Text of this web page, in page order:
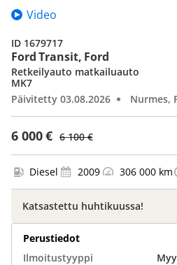
Ford Transit, Ford
6 000 € 6 100 €
Retkeilyauto matkailuauto
MK7
Päivitetty 03.08.2026
Nurmes,
ID 1679717
Video
Diesel 2009 306 000 km
Katsastettu huhtikuussa!
Perustiedot
Ilmoitustyyppi